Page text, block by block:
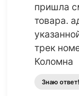
пришла
товара.
трек
Коломна
Знаю ответ!